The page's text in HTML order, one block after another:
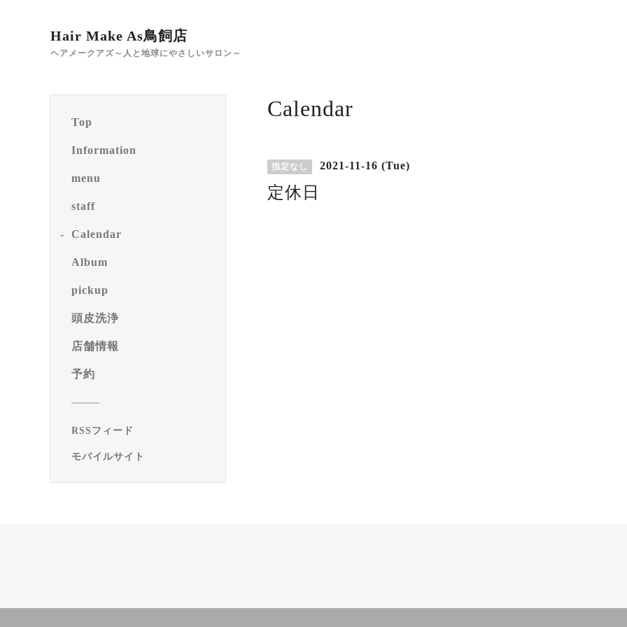
Hair Make As鳥飼店
ヘアメークアズ～人と地球にやさしいサロン～
Top
Information
menu
staff
Calendar
Album
pickup
頭皮洗浄
店舗情報
予約
RSSフィード
モバイルサイト
Calendar
指定なし 2021-11-16 (Tue)
定休日